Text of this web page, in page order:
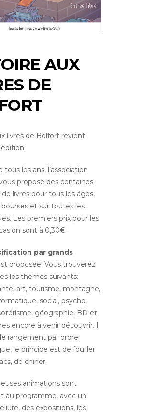
AUX
DE
livres de Belfort revient
édition.
tous les ans, l’association
propose des centaines
de livres pour tous les âges,
et sur toutes les
Les premiers prix pour les
sont à 0,30€.
par grands
proposée. Vous trouverez
les thèmes suivants:
art, tourisme, montagne,
social, psycho,
géographie, BD et
encore à venir découvrir. Il
rangement par ordre
le principe est de fouiller
de chiner.
animations sont
au programme, avec un
des expositions, les